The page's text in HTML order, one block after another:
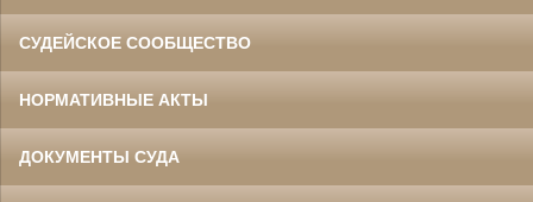
СУДЕЙСКОЕ СООБЩЕСТВО
НОРМАТИВНЫЕ АКТЫ
ДОКУМЕНТЫ СУДА